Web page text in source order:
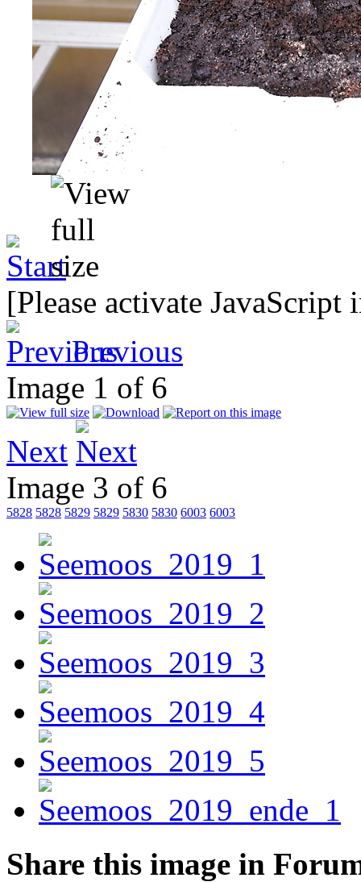
[Please activate
Previous
Image 1 of 6
Next
Image 3 of 6
5828 5828 5829 5829 5830 5830 6003 6003
Share this image in